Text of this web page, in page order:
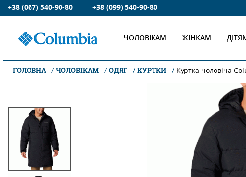
+38 (067) 540-90-80 +38 (099) 540-90-80
ЧОЛОВІКАМ ЖІНКАМ
ГОЛОВНА ЧОЛОВІКАМ ОДЯГ КУРТКИ Куртка чоловіча